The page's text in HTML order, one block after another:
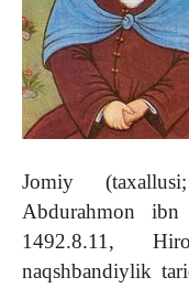
Jomiy
Abdurahmon
1492.8.11,
naqshbandiylik